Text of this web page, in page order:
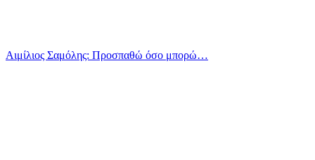
Αιμίλιος Σαμόλης: Προσπαθώ όσο μπορώ…